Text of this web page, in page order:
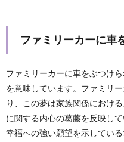
ファミリーカーに車
ファミリーカーに車をぶつけら
を意味しています。ファミリ
り、この夢は家族関係におけ
に関する内心の葛藤を反映し
幸福への強い願望を示している